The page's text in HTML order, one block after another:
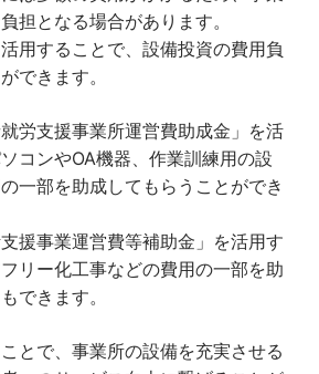
担となる場合があります。
用することで、設備投資の費用負
できます。
労支援事業所運営費助成金」を活
コンやOA機器、作業訓練用の設
一部を助成してもらうことができ
援事業運営費等補助金」を活用す
リー化工事などの費用の一部を助
できます。
とで、事業所の設備を充実させる